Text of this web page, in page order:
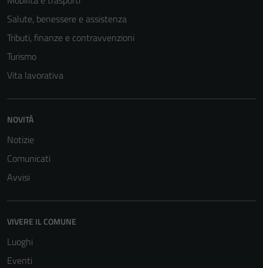
Salute, benessere e assistenza
Tributi, finanze e contravvenzioni
Turismo
Vita lavorativa
NOVITÀ
Notizie
Comunicati
Avvisi
VIVERE IL COMUNE
Luoghi
Eventi